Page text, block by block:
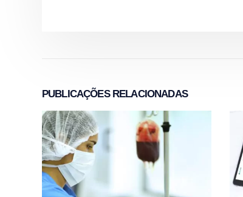
PUBLICAÇÕESRELACIONADAS